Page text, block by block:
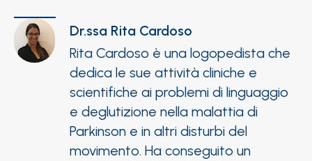
Dr.ssa Rita Cardoso
Rita Cardoso è una logopedista che
dedica le sue attività cliniche e
scientifiche ai problemi di linguaggio
e deglutizione nella malattia di
Parkinson e in altri disturbi del
movimento. Ha conseguito un